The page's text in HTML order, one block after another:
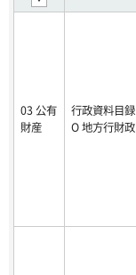
03 公有
財産
行政資料目録
O 地方行財政